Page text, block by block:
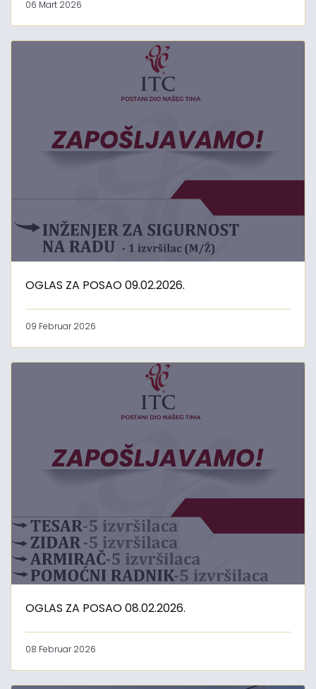
06 Mart 2026
OGLAS ZA POSAO 09.02.2026.
09 Februar 2026
OGLAS ZA POSAO 08.02.2026.
08 Februar 2026